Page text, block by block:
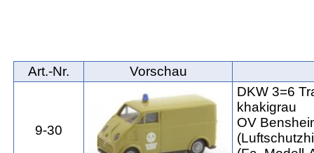
Art.‑Nr. Vorschau
9-30
DKW 3=6
khakigrau
OV